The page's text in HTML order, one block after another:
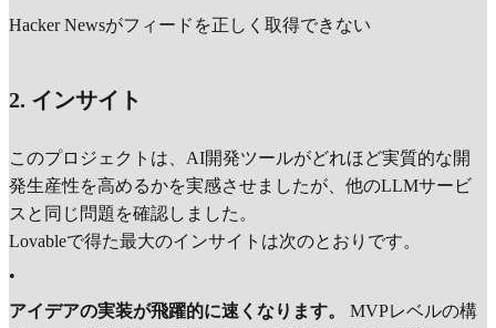
Hacker Newsがフィードを正しく取得できない
2. インサイト
このプロジェクトは、AI開発ツールがどれほど実質的な開
発生産性を高めるかを実感させましたが、他のLLMサービ
スと同じ問題を確認しました。
Lovableで得た最大のインサイトは次のとおりです。
•
アイデアの実装が飛躍的に速くなります。
MVPレベルの構